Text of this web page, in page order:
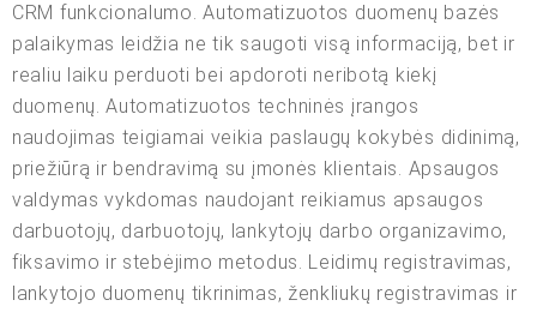
CRM funkcionalumo. Automatizuotos duomenų bazės
palaikymas leidžia ne tik saugoti visą informaciją, bet ir
realiu laiku perduoti bei apdoroti neribotą kiekį
duomenų. Automatizuotos techninės įrangos
naudojimas teigiamai veikia paslaugų kokybės didinimą,
priežiūrą ir bendravimą su įmonės klientais. Apsaugos
valdymas vykdomas naudojant reikiamus apsaugos
darbuotojų, darbuotojų, lankytojų darbo organizavimo,
fiksavimo ir stebėjimo metodus. Leidimų registravimas,
lankytojo duomenų tikrinimas, ženkliukų registravimas ir